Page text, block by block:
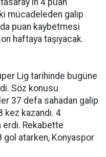
4 puan
mücadeleden galip
da puan kaybetmesi
haftaya taşıyacak.
Lig tarihinde bugüne
Söz konusu
37 defa sahadan galip
kez kazandı. 4
erdi. Rekabette
gol atarken, Konyaspor